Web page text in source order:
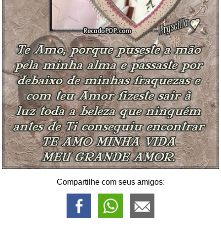
Compartilhe com seus amigos: